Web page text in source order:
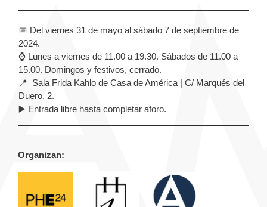
📅 Del viernes 31 de mayo al sábado 7 de septiembre de
2024.
⌚ Lunes a viernes de 11.00 a 19.30. Sábados de 11.00 a
15.00. Domingos y festivos, cerrado.
📍 Sala Frida Kahlo de Casa de América | C/ Marqués del
Duero, 2.
▶️ Entrada libre hasta completar aforo.
Organizan: